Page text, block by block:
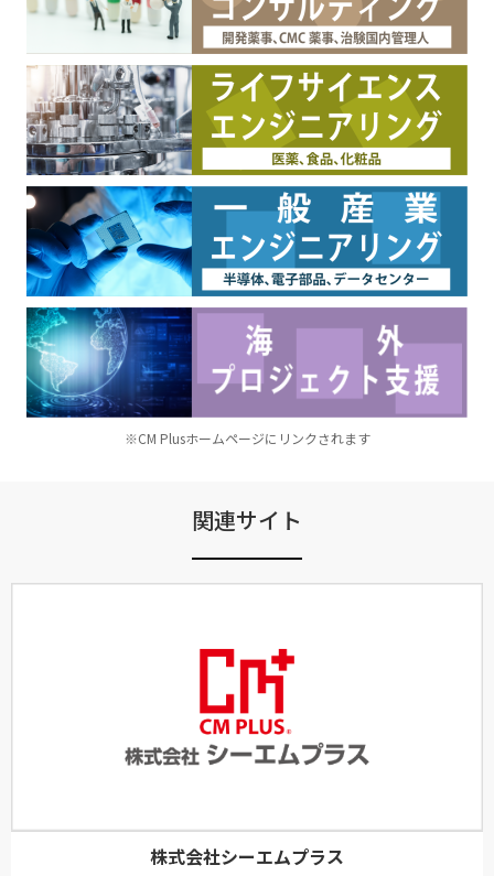
※CM Plusホームページにリンクされます
関連サイト
株式会社シーエムプラス